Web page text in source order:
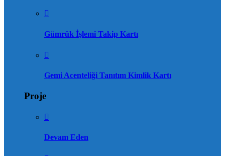
Gümrük İşlemi Takip Kartı
Gemi Acenteliği Tanıtım Kimlik Kartı
Proje
Devam Eden